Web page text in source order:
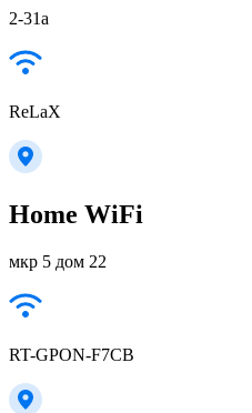
2-31а
ReLaX
Home WiFi
мкр 5 дом 22
RT-GPON-F7CB